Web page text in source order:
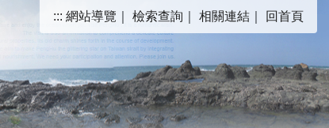
::: 網站導覽 檢索查詢 相關連結 回首頁